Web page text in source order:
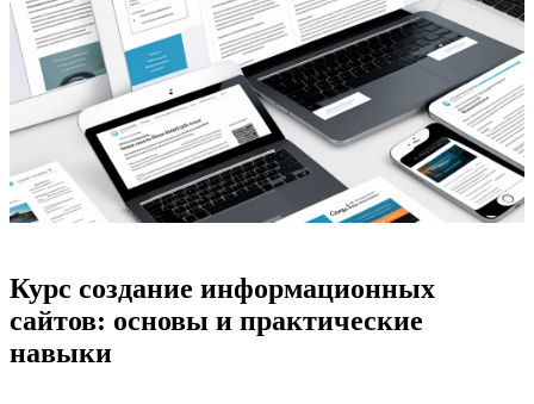
Курс создание информационных
сайтов: основы и практические
навыки